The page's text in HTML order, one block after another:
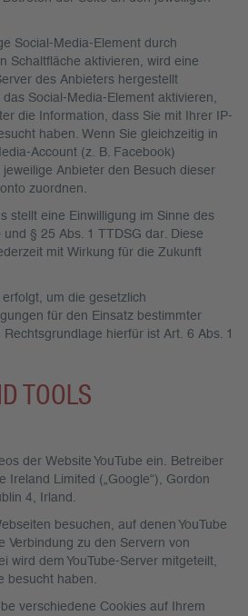
Social-Media-Element durch
Schaltfläche aktivieren, wird eine
des Anbieters hergestellt
Social-Media-Element aktivieren,
die Information, dass Sie mit Ihrer IP-
haben. Wenn Sie gleichzeitig in
Account (z. B. Facebook)
Anbieter den Besuch dieser
zuordnen.
stellt eine Einwilligung im Sinne des
§ 25 Abs. 1 TTDSG dar. Diese
mit Wirkung für die Zukunft
um die gesetzlich
für den Einsatz bestimmter
hierfür ist Art. 6 Abs. 1
TOOLS
der Website YouTube ein. Betreiber
Ireland Limited („Google“), Gordon
4, Irland.
besuchen, auf denen YouTube
Verbindung zu den Servern von
wird dem YouTube-Server mitgeteilt,
besucht haben.
verschiedene Cookies auf Ihrem